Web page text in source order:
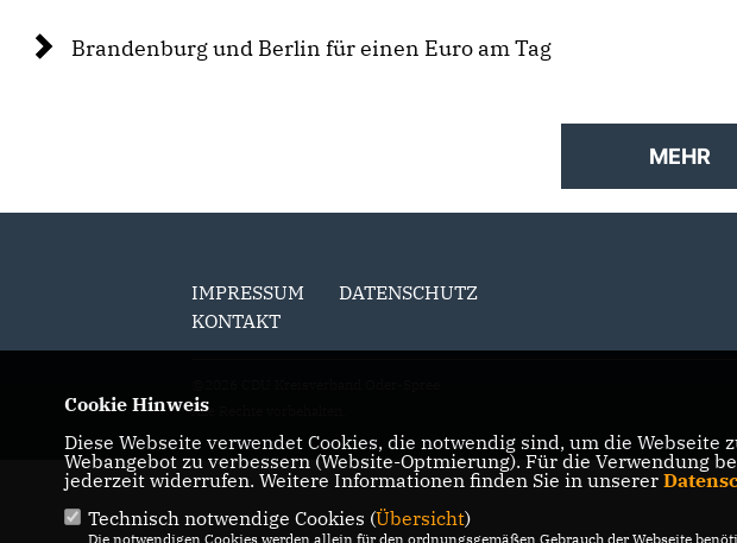
Brandenburg und Berlin für einen Euro am Tag
MEHR
IMPRESSUM
DATENSCHUTZ
KONTAKT
Alle Rechte vorbehalten.
Cookie Hinweis
Diese Webseite verwendet Cookies, die notwendig sind, um die
Webangebot zu verbessern (Website-Optmierung). Für die
jederzeit widerrufen. Weitere Informationen finden Sie in unserer
Technisch notwendige Cookies (Übersicht)
Die notwendigen Cookies werden allein für den ordnungsgemäßen Gebrauch der Webseite